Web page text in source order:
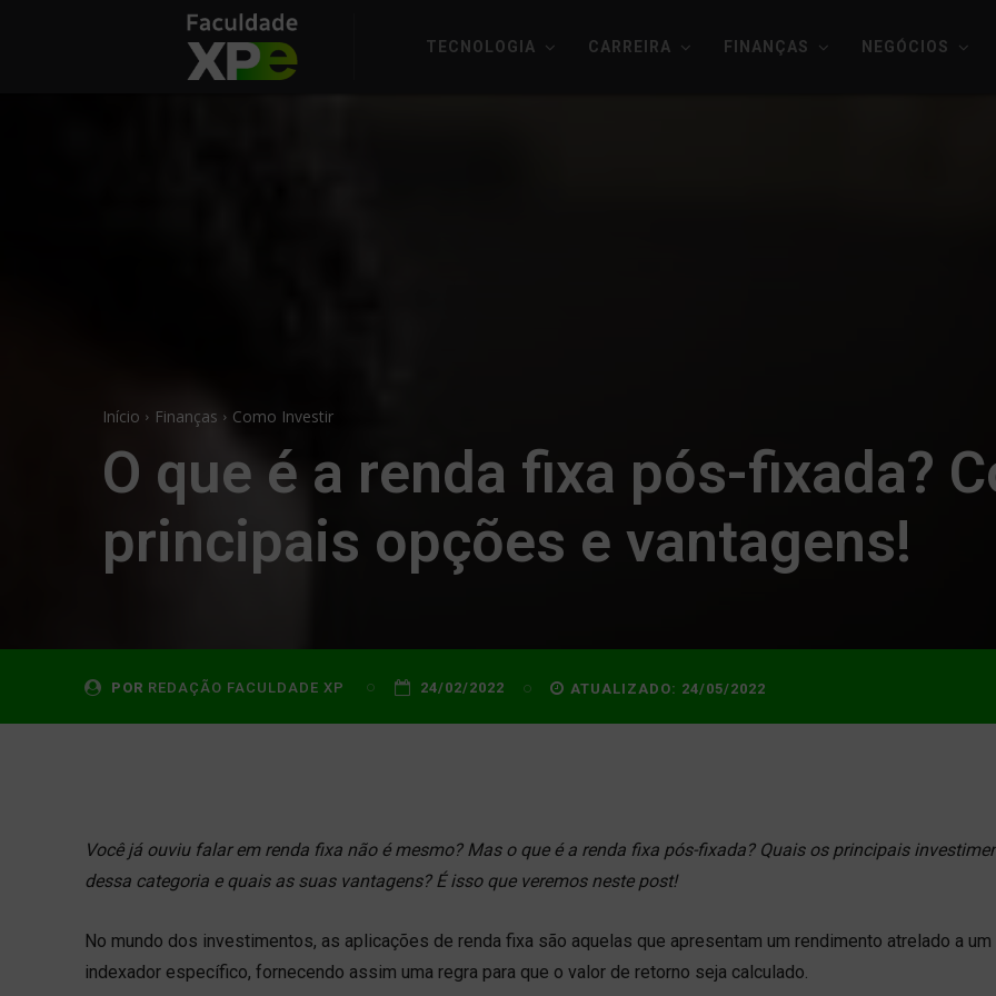
TECNOLOGIA CARREIRA FINANÇAS NEGÓCIOS
Início Finanças Como Investir
O que é a renda fixa pós-fixada?
principais opções e vantagens!
POR REDAÇÃO FACULDADE XP 24/02/2022 ATUALIZADO: 24/05/2022
Você já ouviu falar em renda fixa não é mesmo? Mas o que é a renda fixa pós-fixada? Quais os principais
dessa categoria e quais as suas vantagens? É isso que veremos neste post!
No mundo dos investimentos, as aplicações de renda fixa são aquelas que apresentam um rendimento atrelado a um
indexador específico, fornecendo assim uma regra para que o valor de retorno seja calculado.